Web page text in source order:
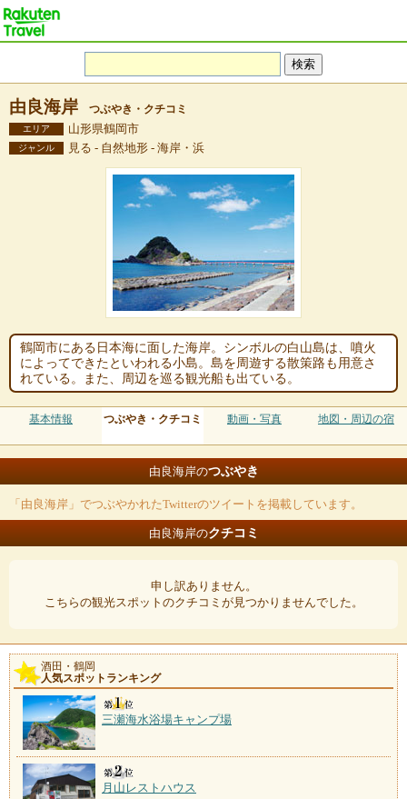
由良海岸 つぶやき・クチコミ
エリア 山形県鶴岡市
ジャンル 見る - 自然地形 - 海岸・浜
鶴岡市にある日本海に面した海岸。シンボルの白山島は、噴火
によってできたといわれる小島。島を周遊する散策路も用意さ
れている。また、周辺を巡る観光船も出ている。
基本情報 つぶやき・クチコミ 動画・写真 地図・周辺の宿
由良海岸のつぶやき
「由良海岸」でつぶやかれたTwitterのツイートを掲載しています。
由良海岸のクチコミ
申し訳ありません。
こちらの観光スポットのクチコミが見つかりませんでした。
酒田・鶴岡
人気スポットランキング
三瀬海水浴場キャンプ場
月山レストハウス